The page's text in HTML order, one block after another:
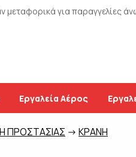
μεταφορικά για παραγγελίες
Εργαλεία Αέρος
ΠΡΟΣΤΑΣΙΑΣ -> ΚΡΑΝΗ